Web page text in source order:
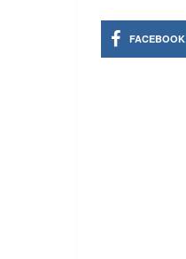
FACEBOOK